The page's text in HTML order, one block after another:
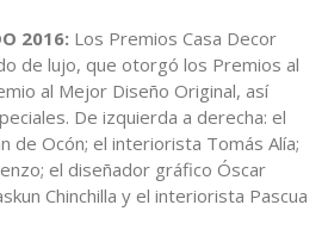
2016: Los Premios Casa Decor
de lujo, que otorgó los Premios al
al Mejor Diseño Original, así
De izquierda a derecha: el
de Ocón; el interiorista Tomás Alía;
el diseñador gráfico Óscar
Chinchilla y el interiorista Pascua